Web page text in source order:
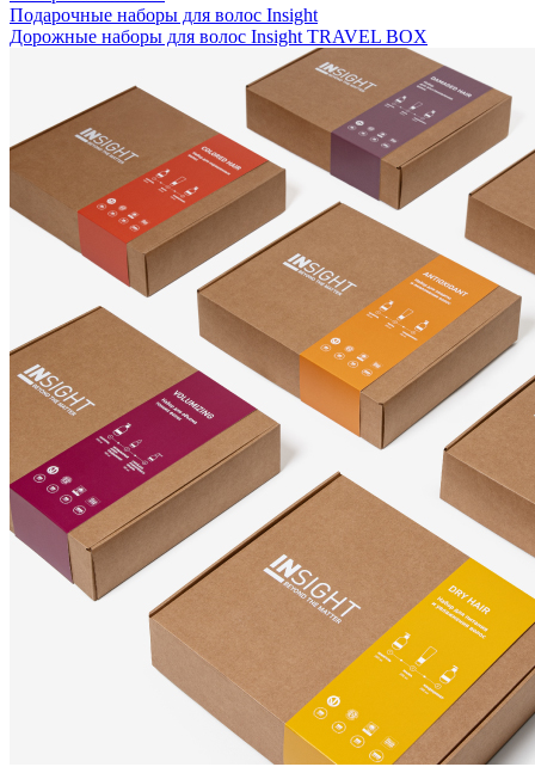
Подарочные наборы для волос Insight
Дорожные наборы для волос Insight TRAVEL BOX